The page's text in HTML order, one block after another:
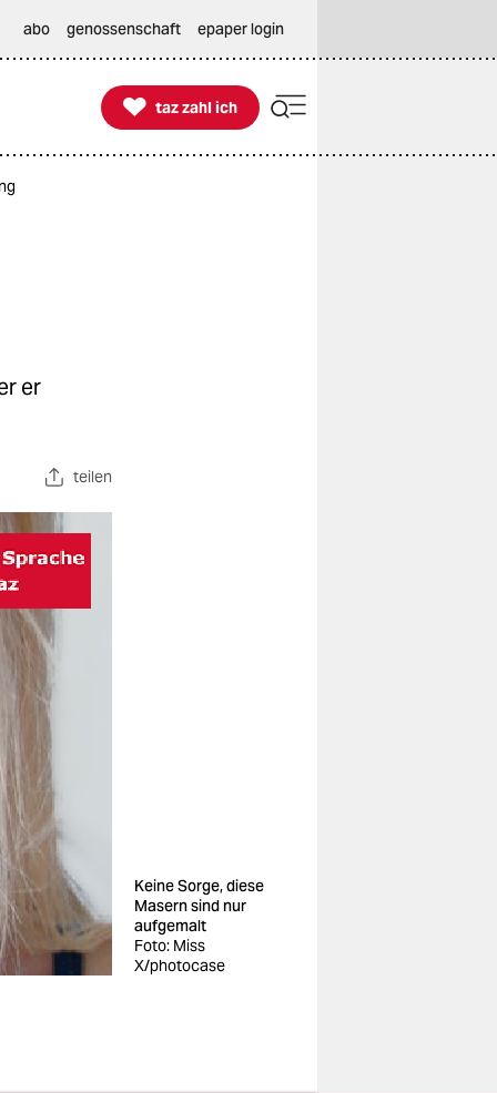
abo genossenschaft epaper login

taz zahl ich
taz zahl ich
er
teilen
Keine Sorge, diese
Masern sind nur
aufgemalt
Foto: Miss
X/photocase